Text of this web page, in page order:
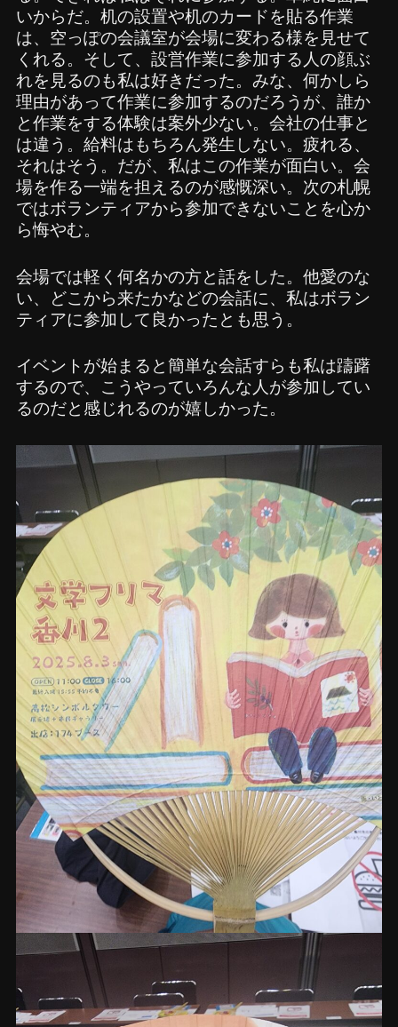
いからだ。机の設置や机のカードを貼る作業
は、空っぽの会議室が会場に変わる様を見せて
くれる。そして、設営作業に参加する人の顔ぶ
れを見るのも私は好きだった。みな、何かしら
理由があって作業に参加するのだろうが、誰か
と作業をする体験は案外少ない。会社の仕事と
は違う。給料はもちろん発生しない。疲れる、
それはそう。だが、私はこの作業が面白い。会
場を作る一端を担えるのが感慨深い。次の札幌
ではボランティアから参加できないことを心か
ら悔やむ。
会場では軽く何名かの方と話をした。他愛のな
い、どこから来たかなどの会話に、私はボラン
ティアに参加して良かったとも思う。
イベントが始まると簡単な会話すらも私は躊躇
するので、こうやっていろんな人が参加してい
るのだと感じれるのが嬉しかった。